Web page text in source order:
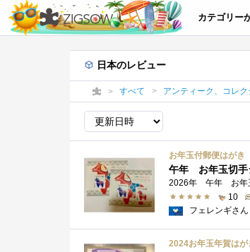
カテゴリー
日本のレビュー
すべて アンティーク、コレク
お年玉付郵便はが
午年 お年玉切手
10
フェレンギさん
2024お年玉年賀は